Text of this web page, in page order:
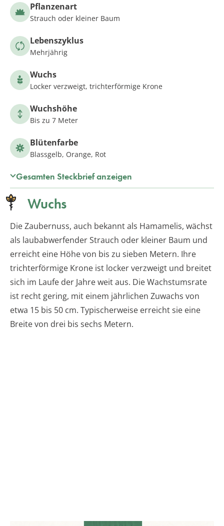
Pflanzenart
Strauch oder kleiner Baum
Lebenszyklus
Mehrjährig
Wuchs
Locker verzweigt, trichterförmige Krone
Wuchshöhe
Bis zu 7 Meter
Blütenfarbe
Blassgelb, Orange, Rot
Gesamten Steckbrief anzeigen
Wuchs
Die Zaubernuss, auch bekannt als Hamamelis, wächst
als laubabwerfender Strauch oder kleiner Baum und
erreicht eine Höhe von bis zu sieben Metern. Ihre
trichterförmige Krone ist locker verzweigt und breitet
sich im Laufe der Jahre weit aus. Die Wachstumsrate
ist recht gering, mit einem jährlichen Zuwachs von
etwa 15 bis 50 cm. Typischerweise erreicht sie eine
Breite von drei bis sechs Metern.